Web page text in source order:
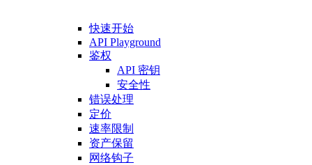
快速开始
API Playground
鉴权
API 密钥
安全性
错误处理
定价
速率限制
资产保留
网络钩子